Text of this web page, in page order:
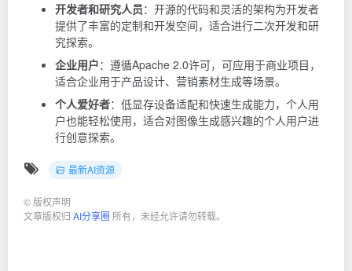
开发者和研究人员：开源的代码和灵活的架构为开发者
提供了丰富的定制和开发空间，适合进行二次开发和研
究探索。
企业用户：遵循Apache 2.0许可，可应用于商业项目，
适合企业用于产品设计、营销素材生成等场景。
个人爱好者：低显存设备适配和快速生成能力，个人用
户也能轻松使用，适合对图像生成感兴趣的个人用户进
行创意探索。
最新AI资源
© 版权声明
文章版权归 AI分享圈 所有，未经允许请勿转载。